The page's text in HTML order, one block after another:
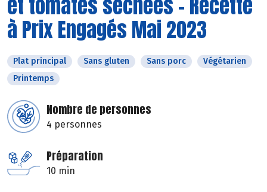
à Prix Engagés Mai 2023
Plat principal Sans gluten Sans porc
Végétarien
Printemps
Nombre de personnes
4 personnes
Préparation
10 min